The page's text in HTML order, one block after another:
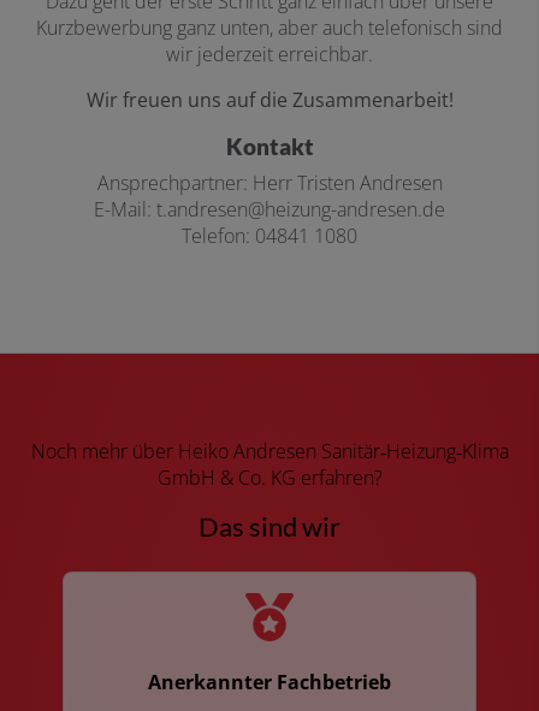
Kurzbewerbung ganz unten, aber auch telefonisch sind
wir jederzeit erreichbar.
Wir freuen uns auf die Zusammenarbeit!
Kontakt
Ansprechpartner: Herr Tristen Andresen
E-Mail: t.andresen@heizung-andresen.de
Telefon: 04841 1080
Noch mehr über Heiko Andresen Sanitär‑Heizung‑Klima
GmbH & Co. KG erfahren?
Das sind wir
Anerkannter Fachbetrieb